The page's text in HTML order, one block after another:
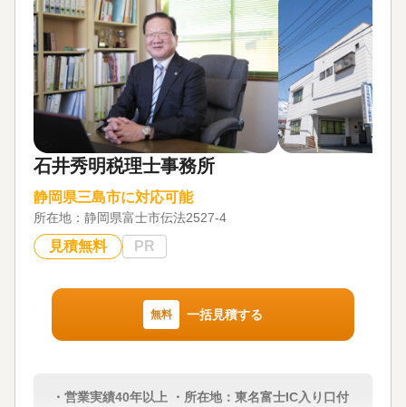
石井秀明税理士事務所
静岡県三島市に対応可能
所在地： 静岡県富士市伝法2527-4
見積無料 PR
無料 一括見積する
・営業実績40年以上 ・所在地：東名富士IC入り口付